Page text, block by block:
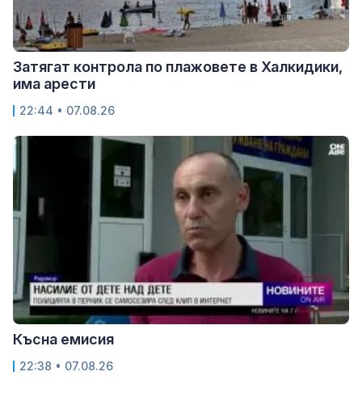
Затягат контрола по плажовете в Халкидики,
има арести
22:44 • 07.08.26
Късна емисия
22:38 • 07.08.26